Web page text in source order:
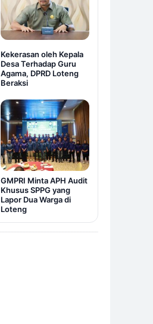
Kekerasan oleh Kepala
Desa Terhadap Guru
Agama, DPRD Loteng
Beraksi
GMPRI Minta APH Audit
Khusus SPPG yang
Lapor Dua Warga di
Loteng